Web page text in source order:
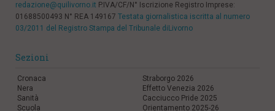
redazione@quilivorno.it P.IVA/CF/N° Iscrizione Registro Imprese:
01688500493 N° REA 149167 Testata giornalistica iscritta al numero
03/2011 del Registro Stampa del Tribunale diLivorno
Sezioni
Cronaca
Nera
Sanità
Scuola
Straborgo 2026
Effetto Venezia 2026
Cacciucco Pride 2025
Orientamento 2025-26